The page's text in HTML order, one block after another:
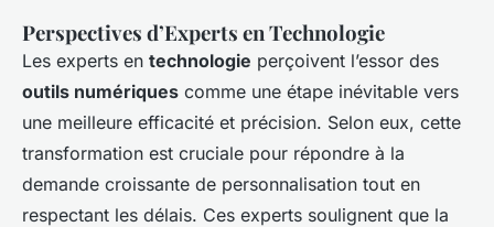
Perspectives d’Experts en Technologie
Les experts en technologie perçoivent l’essor des
outils numériques comme une étape inévitable vers
une meilleure efficacité et précision. Selon eux, cette
transformation est cruciale pour répondre à la
demande croissante de personnalisation tout en
respectant les délais. Ces experts soulignent que la